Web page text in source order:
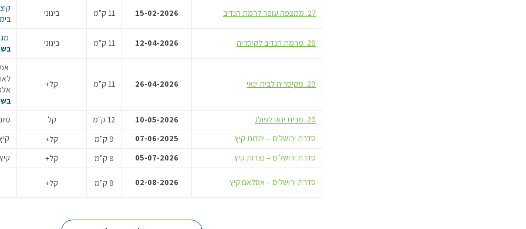
27. ממצפה עופר לרמת הנדיב 15-02-2026 11 ק"מ בינוני
28. מרמת הנדיב לקיסריה 12-04-2026 11 ק"מ בינוני
29. מקיסריה לבית ינאי 26-04-2026 11 ק"מ קל+
20. מבית ינאי לפולג
10-05-2026 12 ק"מ קל
סדרת ירושלים – יהדות קיץ
07-06-2025 9 ק"מ קל+
סדרת ירושלים – נצרות קיץ
05-07-2026 8 ק"מ קל+
סדרת ירושלים – אסלאם קיץ 02-08-2026 8 ק"מ קל+